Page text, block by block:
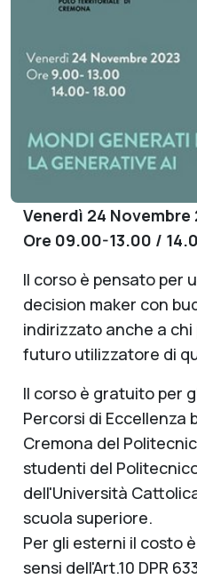
Venerdì 24 Novembre
Ore 09.00-13.00 /
Il corso è pensato per
decision maker con
indirizzato anche a
futuro utilizzatore di
Il corso è gratuito per
Percorsi di Eccellenza
Cremona del
studenti del
dell'Università
scuola superiore.
Per gli esterni il costo
sensi dell'Art.10 DPR